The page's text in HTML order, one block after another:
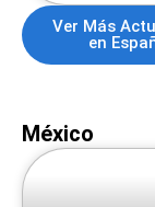
Ver Más
en
México